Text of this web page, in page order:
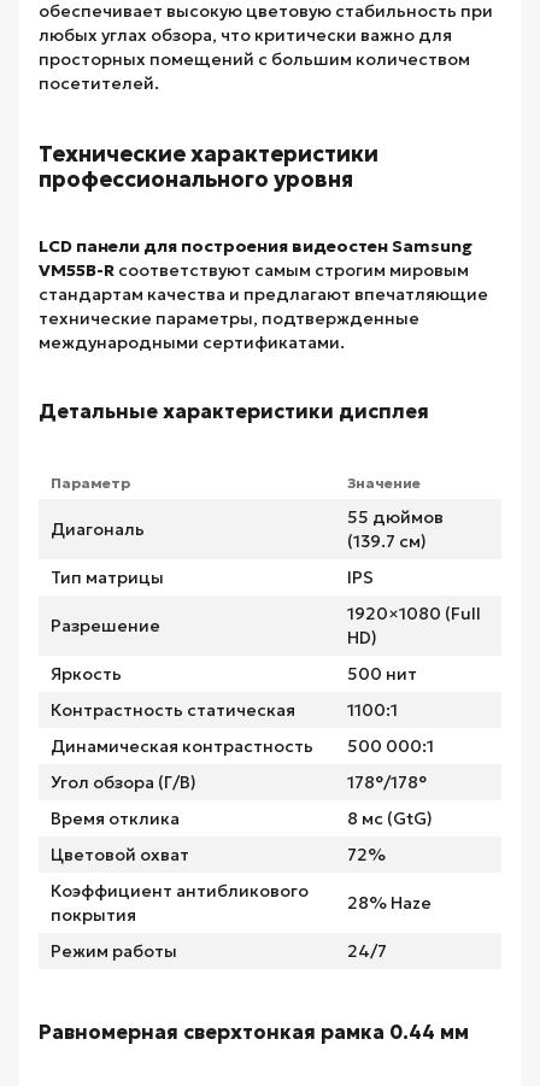
обеспечивает высокую цветовую стабильность при
любых углах обзора, что критически важно для
просторных помещений с большим количеством
посетителей.
Технические характеристики
профессионального уровня
LCD панели для построения видеостен Samsung
VM55B-R соответствуют самым строгим мировым
стандартам качества и предлагают впечатляющие
технические параметры, подтвержденные
международными сертификатами.
Детальные характеристики дисплея
Параметр Значение
Диагональ
55 дюймов
(139.7 см)
Тип матрицы
IPS
Разрешение
1920×1080 (Full
HD)
Яркость
500 нит
Контрастность статическая
1100:1
Динамическая контрастность
500 000:1
Угол обзора (Г/В)
178°/178°
Время отклика
8 мс (GtG)
Цветовой охват
72%
Коэффициент антибликового
покрытия
28% Haze
Режим работы 24/7
Равномерная сверхтонкая рамка 0.44 мм